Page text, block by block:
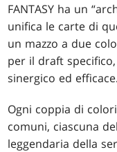
FANTASY ha un
unifica le carte di
un mazzo a due
per il draft
sinergico ed efficace.
Ogni coppia di
comuni, ciascuna
leggendaria della